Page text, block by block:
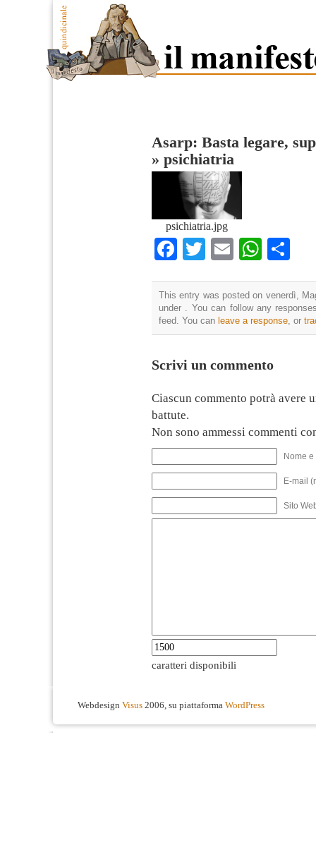
Asarp: Basta legare,
» psichiatria
psichiatria.jpg
Facebook
TwitterEmail
This entry was posted on venerdì,
under . You can follow any
feed. You can leave a response, or
Scrivi un commento
Ciascun commento potrà avere
battute.
Non sono ammessi commenti
Nome
E-mail
Sito
caratteri disponibili
Webdesign Visus 2006, su piattaforma WordPress